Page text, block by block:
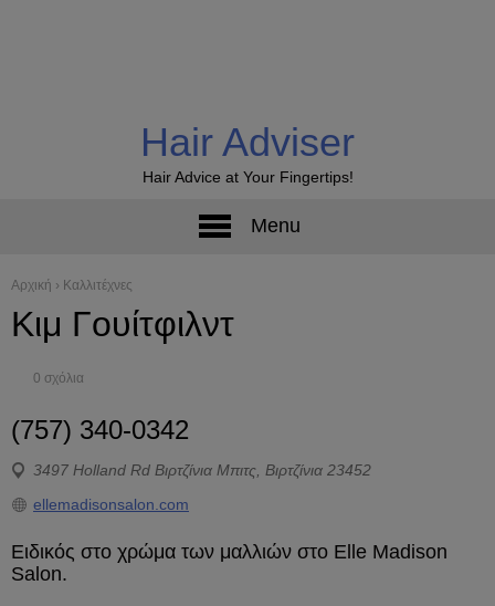
Hair Adviser
Hair Advice at Your Fingertips!
Menu
Αρχική › Καλλιτέχνες
Κιμ Γουίτφιλντ
0 σχόλια
(757) 340-0342
3497 Holland Rd Βιρτζίνια Μπιτς, Βιρτζίνια 23452
ellemadisonsalon.com
Ειδικός στο χρώμα των μαλλιών στο Elle Madison
Salon.